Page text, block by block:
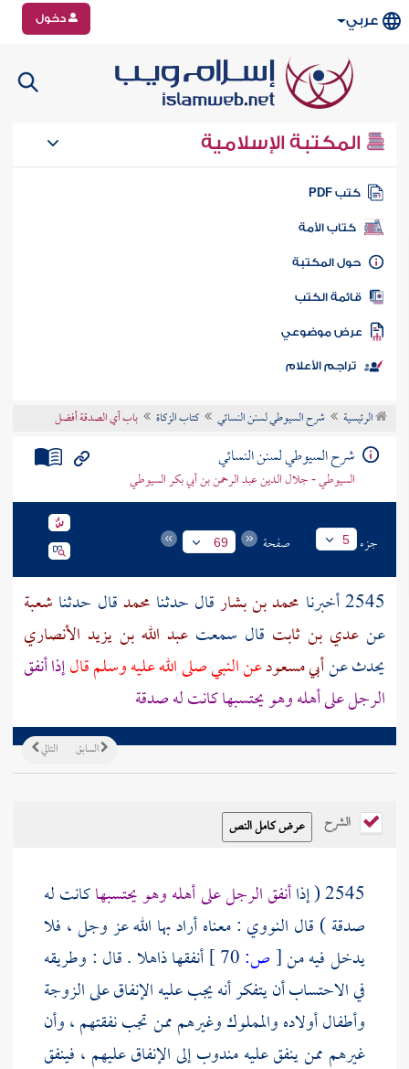
عربي دخول
المكتبة الإسلامية
كتب PDF
كتاب الأمة
المكتبة
الكتب
موضوعي
تراجم الأعلام
الرئيسية شرح السيوطي لسنن النسائي كتاب الزكاة باب أي الصدقة أفضل
شرح السيوطي لسنن النسائي
السيوطي - جلال الدين عبد الرحمن بن أبي بكر السيوطي
جزء 5 صفحة 69
2545 أخبرنا محمد بن بشارقال حدثنا محمدقال حدثنا شعبة
عنعدي بن ثابت قال سمعت عبد الله بن يزيد الأنصاري
يحدث عنأبي مسعودعن النبي صلى الله عليه وسلم قالإذا أنفق
الرجل على أهله وهو يحتسبها كانت له صدقة
التالي السابق
الشرح
2545 ( إذا أنفق الرجل على أهله وهو يحتسبهاكانت له
صدقة ) قال النووي : معناه أراد بها الله عز وجل ، فلا
يدخل فيه من[ص:
أنفقها ذاهلا . قال : وطريقه
في الاحتساب أن يتفكر أنه يجب عليه الإنفاق على الزوجة
وأطفال أولاده والمملوك وغيرهم ممن تجب نفقتهم ، وأن
غيرهم ممن ينفق عليه مندوب إلى الإنفاق عليهم ، فينفق